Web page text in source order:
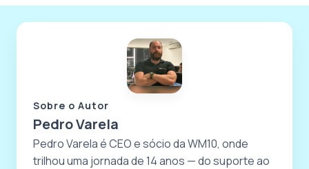
Sobre o Autor
Pedro Varela
Pedro Varela é CEO e sócio da WM10, onde
trilhou uma jornada de 14 anos — do suporte ao